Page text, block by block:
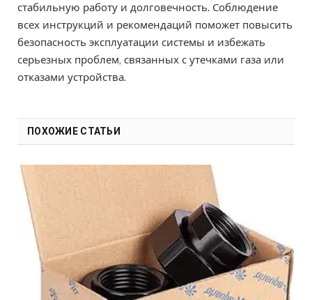
стабильную работу и долговечность. Соблюдение
всех инструкций и рекомендаций поможет повысить
безопасность эксплуатации системы и избежать
серьезных проблем, связанных с утечками газа или
отказами устройства.
ПОХОЖИЕ СТАТЬИ